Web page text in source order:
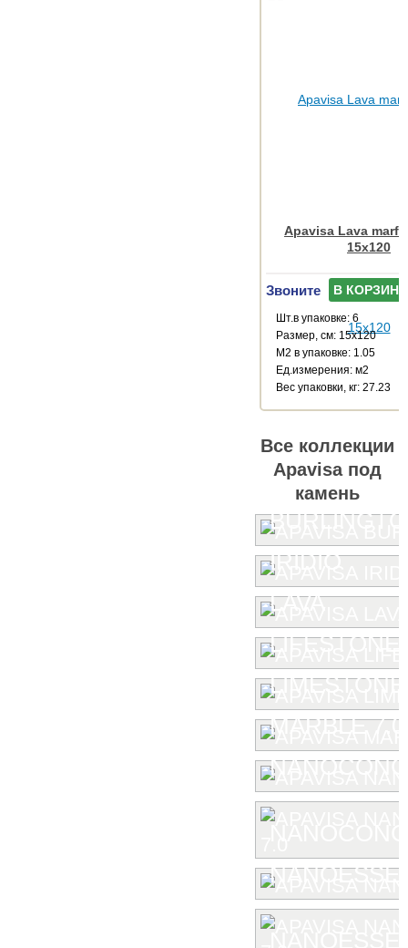
Apavisa Lava
15x120
Звоните В КОРЗИНУ
Шт.в упаковке: 6
Размер, см: 15x120
М2 в упаковке: 1.05
Ед.измерения: м2
Веc упаковки, кг: 27.23
Все коллекции
Apavisa под
камень
IRIDIO
LAVA
LIFESTONE
LIMESTONE
MARBLE 7.0